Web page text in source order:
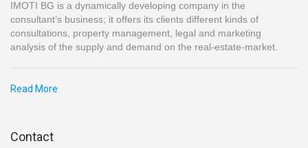
IMOTI BG is a dynamically developing company in the
consultant’s business; it offers its clients different kinds of
consultations, property management, legal and marketing
analysis of the supply and demand on the real-estate-market.
Read More
Contact